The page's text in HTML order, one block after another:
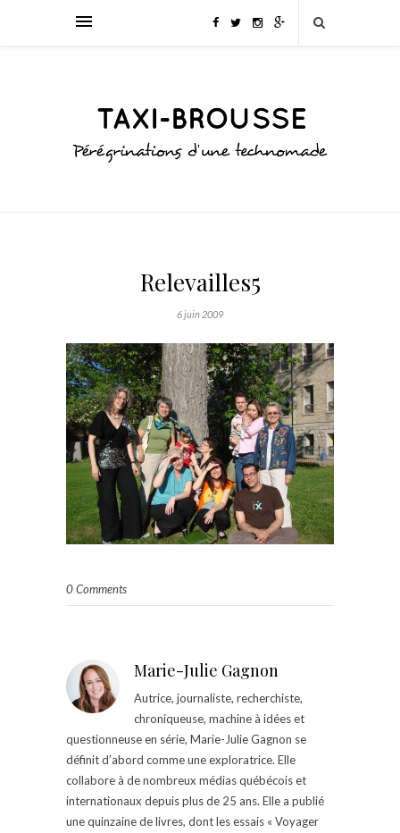
Relevailles5
6 juin 2009
0 Comments
Marie-Julie Gagnon
Autrice, journaliste, recherchiste,
chroniqueuse, machine à idées et
questionneuse en série, Marie-Julie Gagnon se
définit d’abord comme une exploratrice. Elle
collabore à de nombreux médias québécois et
internationaux depuis plus de 25 ans. Elle a publié
une quinzaine de livres, dont les essais « Voyager